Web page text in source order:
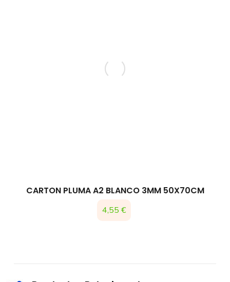
CARTON PLUMA A2 BLANCO 3MM 50X70CM
4,55 €